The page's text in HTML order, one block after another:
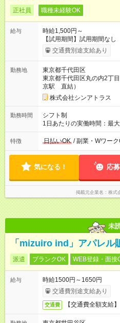
正社員 職種未経験OK
給与
時給1,500円～
【試用期間】試用期間なし
交通費別途支給あり
勤務地
東京都千代田区
東京都千代田区丸の内2丁
京駅 直結）
株式会社シンアトラス
勤務時間
シフト制
1日あたりの実働時間：最
土日祝含む週5日勤務 ※希望休み出せま
～21：30 の間でシフト制
ません
特徴 日払いOK / 副業・Wワー
気になる！ 応
掲載元企業名 株式
未
「mizuiro ind」アパレル
派遣 ブランクOK WEB登録・面接
給与
時給1500円～1650円
交通費別途支給あり
交通費 【交通費全額支給】